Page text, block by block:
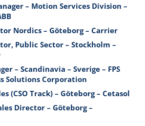
– Motion Services Division –
Nordics – Göteborg – Carrier
Public Sector – Stockholm –
– Scandinavia – Sverige – FPS
Solutions Corporation
(CSO Track) – Göteborg – Cetasol
Director – Göteborg –